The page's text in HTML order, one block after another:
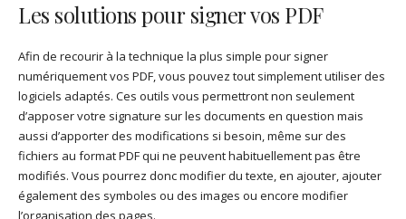
Les solutions pour signer vos PDF
Afin de recourir à la technique la plus simple pour signer
numériquement vos PDF, vous pouvez tout simplement utiliser des
logiciels adaptés. Ces outils vous permettront non seulement
d’apposer votre signature sur les documents en question mais
aussi d’apporter des modifications si besoin, même sur des
fichiers au format PDF qui ne peuvent habituellement pas être
modifiés. Vous pourrez donc modifier du texte, en ajouter, ajouter
également des symboles ou des images ou encore modifier
l’organisation des pages.